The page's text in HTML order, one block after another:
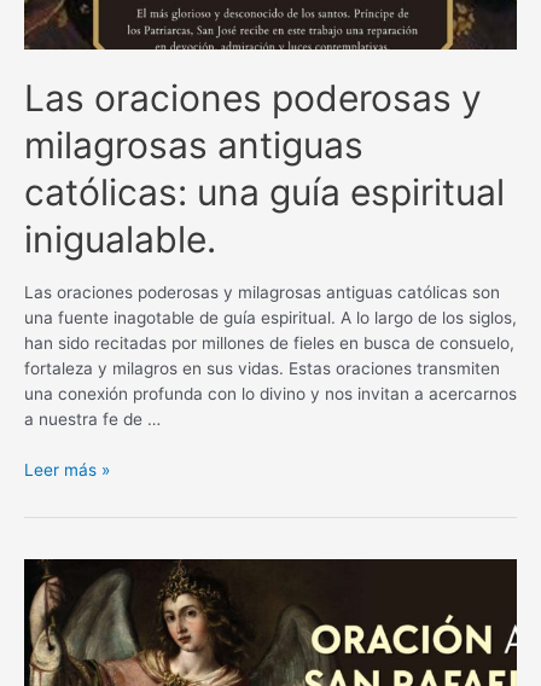
Las oraciones poderosas y
milagrosas antiguas
católicas: una guía espiritual
inigualable.
Las oraciones poderosas y milagrosas antiguas católicas son
una fuente inagotable de guía espiritual. A lo largo de los siglos,
han sido recitadas por millones de fieles en busca de consuelo,
fortaleza y milagros en sus vidas. Estas oraciones transmiten
una conexión profunda con lo divino y nos invitan a acercarnos
a nuestra fe de …
Las
poderosas
milagrosas
antiguas
católicas:
una
guía
Leer más »